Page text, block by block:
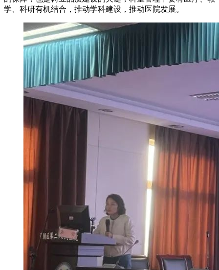
学、科研有机结合，推动学科建设，推动医院发展。